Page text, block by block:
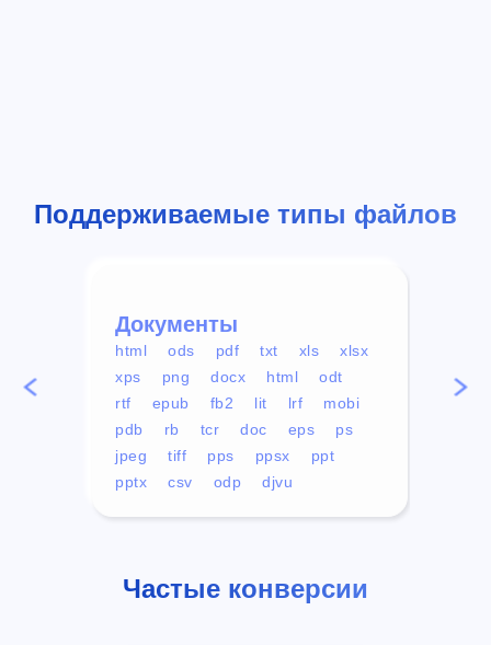
Поддерживаемые типы файлов
Документы
html ods pdf txt xls
xlsx
xps
png docx html
odt
rtf
epub fb2 lit lrf
mobi
pdb
rb tcr doc eps
ps
jpeg
tiff pps ppsx
ppt
pptx
csv odp djvu
mp4
Частые конверсии